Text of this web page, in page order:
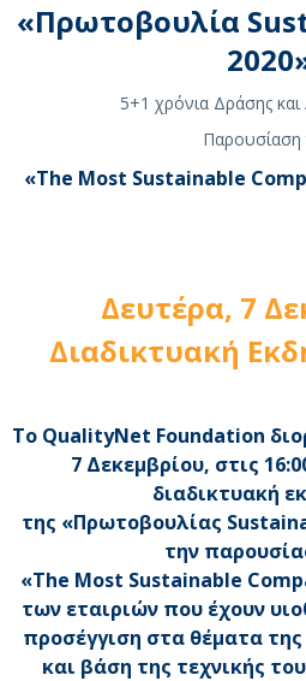
«Πρωτοβουλία
5+1 χρόνια Δράσης
Παρουσίαση
«The Most Sustainable
Δευτέρα, 7
Διαδικτυακή
Το QualityNet Foundation
7 Δεκεμβρίου, στις
διαδικτυακή
της «Πρωτοβουλίας
την
«The Most Sustainable
των εταιριών που έχουν
προσέγγιση στα θέματα
και βάση της τεχνικής